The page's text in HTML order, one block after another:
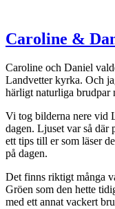
Caroline &
Caroline och Daniel
Landvetter kyrka. Och
härligt naturliga brudpar
Vi tog bilderna nere vid
dagen. Ljuset var så där
ett tips till er som läser
på dagen.
Det finns riktigt många
Gröen som den hette
med ett annat vackert